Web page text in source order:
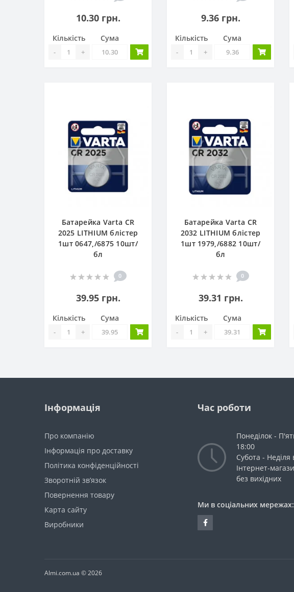
10.30 грн.
Кількість
- +
Сума
9.36 грн.
Кількість
- +
Сума
Батарейка Varta CR
2025 LITHIUM блістер
1шт 0647,/6875 10шт/
бл
0
39.95 грн.
Кількість
- +
Сума
Батарейка Varta CR
2032 LITHIUM блістер
1шт 1979,/6882 10шт/
бл
0
39.31 грн.
Кількість
- +
Сума
Інформація
Про компанію
Інформація про доставку
Політика конфіденційності
Зворотній зв’язок
Повернення товару
Карта сайту
Виробники
Час роботи
Понеділок -
18:00
Субота - Неділя
Інтернет-
без вихідних
Ми в соціальних мережах:
Almi.com.ua © 2026